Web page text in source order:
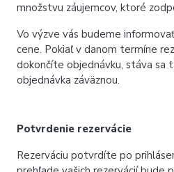
množstvu záujemcov, ktoré
Vo výzve vás budeme
cene. Pokiaľ v danom termíne
dokončíte objednávku, stáva sa
objednávka záväznou.
Potvrdenie rezervácie
Rezerváciu potvrdíte po